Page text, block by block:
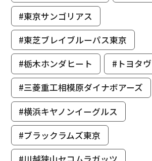
#東京サンゴリアス
#東芝ブレイブルーパス東京
#栃木ホンダヒート
#トヨタ
#三菱重工相模原ダイナボアーズ
#横浜キヤノンイーグルス
#ブラックラムズ東京